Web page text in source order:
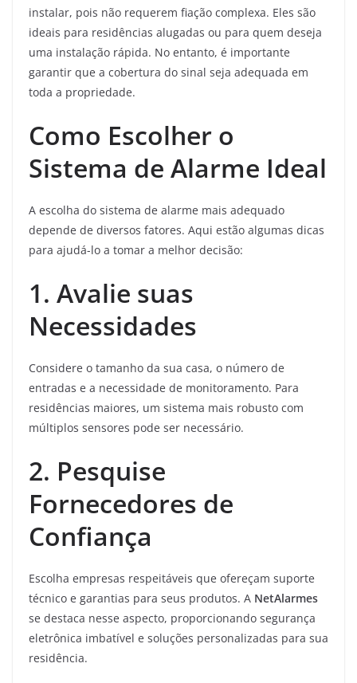
instalar, pois não requerem fiação complexa. Eles são
ideais para residências alugadas ou para quem deseja
uma instalação rápida. No entanto, é importante
garantir que a cobertura do sinal seja adequada em
toda a propriedade.
Como Escolher o
Sistema de Alarme Ideal
A escolha do sistema de alarme mais adequado
depende de diversos fatores. Aqui estão algumas dicas
para ajudá-lo a tomar a melhor decisão:
1. Avalie suas
Necessidades
Considere o tamanho da sua casa, o número de
entradas e a necessidade de monitoramento. Para
residências maiores, um sistema mais robusto com
múltiplos sensores pode ser necessário.
2. Pesquise
Fornecedores de
Confiança
Escolha empresas respeitáveis que ofereçam suporte
técnico e garantias para seus produtos. A NetAlarmes
se destaca nesse aspecto, proporcionando segurança
eletrônica imbatível e soluções personalizadas para sua
residência.